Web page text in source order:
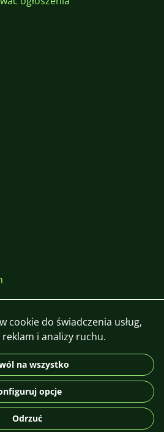
DE
© 2026 For Aquarist
cookie do świadczenia usług,
i analizy ruchu.
na wszystko
opcje
Odrzuć